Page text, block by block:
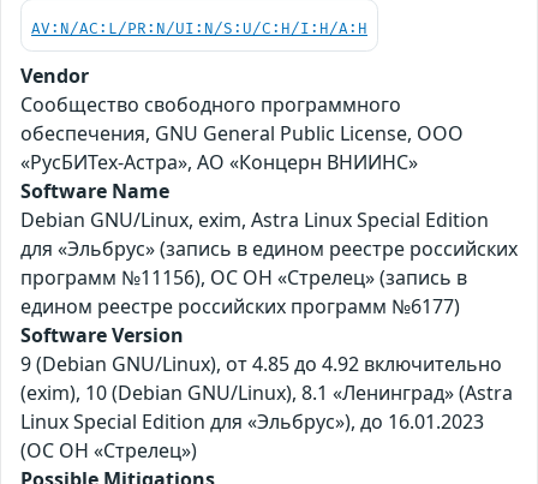
AV:N/AC:L/PR:N/UI:N/S:U/C:H/I:H/A:H
Vendor
Сообщество свободного программного
обеспечения, GNU General Public License, ООО
«РусБИТех-Астра», АО «Концерн ВНИИНС»
Software Name
Debian GNU/Linux, exim, Astra Linux Special Edition
для «Эльбрус» (запись в едином реестре российских
программ №11156), ОС ОН «Стрелец» (запись в
едином реестре российских программ №6177)
Software Version
9 (Debian GNU/Linux), от 4.85 до 4.92 включительно
(exim), 10 (Debian GNU/Linux), 8.1 «Ленинград» (Astra
Linux Special Edition для «Эльбрус»), до 16.01.2023
(ОС ОН «Стрелец»)